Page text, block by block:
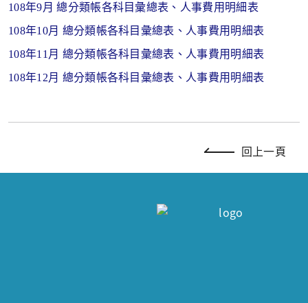
108年9月 總分類帳各科目彙總表、人事費用明細表
108年10月 總分類帳各科目彙總表、人事費用明細表
108年11月 總分類帳各科目彙總表、人事費用明細表
108年12月 總分類帳各科目彙總表、人事費用明細表
回上一頁